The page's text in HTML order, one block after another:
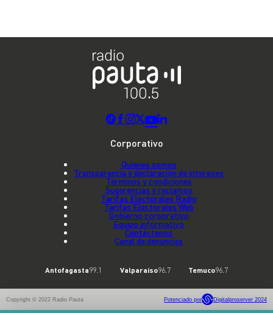
Corporativo
Quienes somos
Transparencia y declaración de intereses
Términos y condiciones
Sugerencias y reclamos
Tarifas Electorales Radio
Tarifas Electorales Web
Gobierno corporativo
Equipo informativo
Contáctenos
Canal de denuncias
Antofagasta99.1 Valparaíso96.7 Temuco96.7
Copyright © 2022 Radio Pauta Potenciado por Digitalproserver 2024